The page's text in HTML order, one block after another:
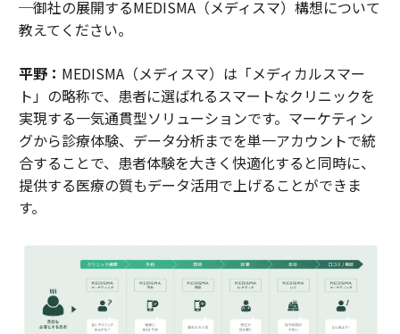
─御社の展開するMEDISMA（メディスマ）構想について
教えてください。
平野： MEDISMA（メディスマ）は「メディカルスマー
ト」の略称で、患者に選ばれるスマートなクリニックを
実現する一気通貫型ソリューションです。マーケティン
グから診療体験、データ分析までを単一アカウントで統
合することで、患者体験を大きく快適化すると同時に、
提供する医療の質もデータ活用で上げることができま
す。